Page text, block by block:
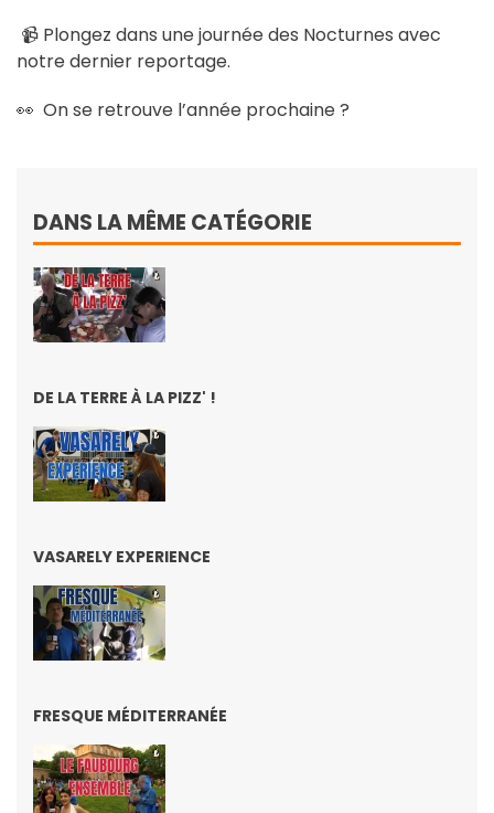
📹 Plongez dans une journée des Nocturnes avec
notre dernier reportage.
👀 On se retrouve l’année prochaine ?
DANS LA MÊME CATÉGORIE
DE LA TERRE À LA PIZZ' !
VASARELY EXPERIENCE
FRESQUE MÉDITERRANÉE